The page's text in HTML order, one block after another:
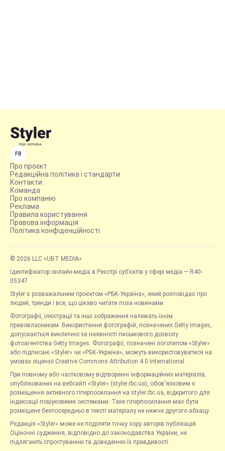
FB
Про проєкт
Редакційна політика і стандарти
Контакти
Команда
Про компанію
Реклама
Правила користування
Правова інформація
Політика конфіденційності
© 2026 LLC «UBT MEDIA»
Ідентифікатор онлайн-медіа в Реєстрі суб’єктів у сфері медіа — R40-
05347
Styler є розважальним проєктом «РБК-Україна», який розповідає про
людей, тренди і все, що цікаво читати поза новинами.
Фотографії, ілюстрації та інші зображення належать їхнім
правовласникам. Використання фотографій, позначених Getty Images,
допускається виключно за наявності письмового дозволу
фотоагентства Getty Images. Фотографії, позначені логотипом «Styler»
або підписані «Styler» чи «РБК-Україна», можуть використовуватися на
умовах ліцензії Creative Commons Attribution 4.0 International.
При повному або частковому відтворенні інформаційних матеріалів,
опублікованих на вебсайті «Styler» (styler.rbc.ua), обов'язковим є
розміщення активного гіперпосилання на styler.rbc.ua, відкритого для
індексації пошуковими системами. Таке гіперпосилання має бути
розміщене безпосередньо в тексті матеріалу не нижче другого абзацу.
Редакція «Styler» може не поділяти точку зору авторів публікацій.
Оціночні судження, відповідно до законодавства України, не
підлягають спростуванню та доведенню їх правдивості.